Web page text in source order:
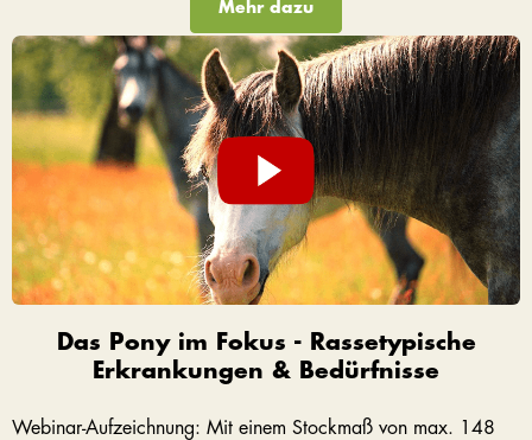
Mehr dazu
Das Pony im Fokus - Rassetypische
Erkrankungen & Bedürfnisse
Webinar-Aufzeichnung: Mit einem Stockmaß von max. 148